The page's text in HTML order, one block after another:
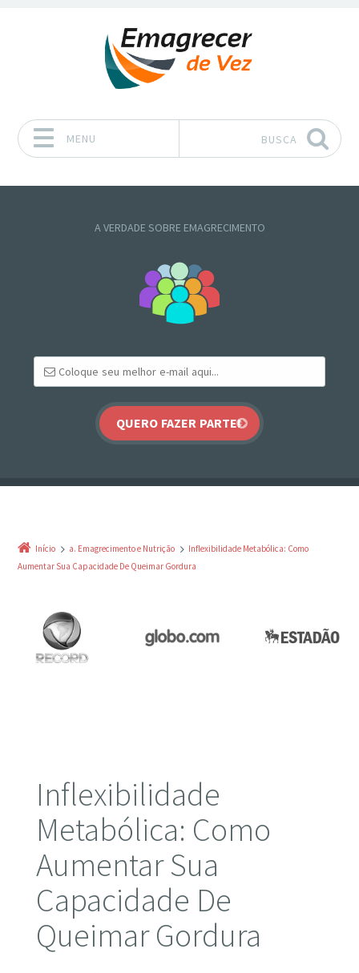
MENU BUSCA
A VERDADE SOBRE EMAGRECIMENTO
Início a. Emagrecimento e Nutrição
Inflexibilidade Metabólica: Como
Aumentar Sua Capacidade De Queimar Gordura
Inflexibilidade
Metabólica: Como
Aumentar Sua
Capacidade De
Queimar Gordura